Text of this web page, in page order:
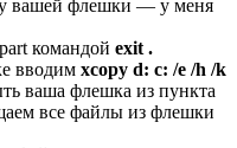
флешки — у меня
командой exit .
вводим xcopy d: c: /e /h /k
ваша флешка из пункта
все файлы из флешки